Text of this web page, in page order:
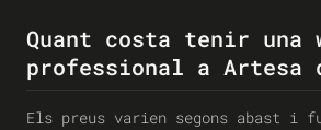
Quant costa tenir una
professional a Artesa
Els preus varien segons abast i